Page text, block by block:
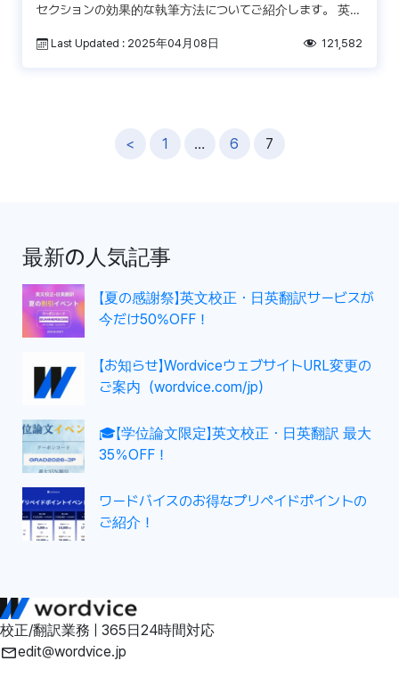
セクションの効果的な執筆方法についてご紹介します。 英語
Last Updated : 2025年04月08日 121,582
< 1 … 6 7
最新の人気記事
【夏の感謝祭】英文校正・日英翻訳サービスが
今だけ50%OFF！
【お知らせ】WordviceウェブサイトURL変更の
ご案内（wordvice.com/jp）
🎓【学位論文限定】英文校正・日英翻訳 最大
35％OFF！
ワードバイスのお得なプリペイドポイントの
ご紹介！
校正/翻訳業務 | 365日24時間対応
edit@wordvice.jp